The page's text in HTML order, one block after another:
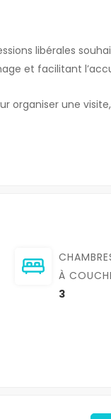
libérales
et facilitant
organiser une
À
3